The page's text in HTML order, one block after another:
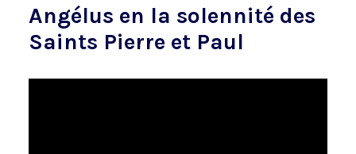
Angélus en la solennité des
Saints Pierre et Paul